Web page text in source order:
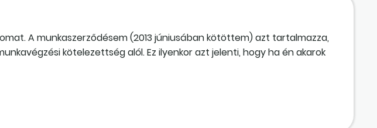
A munkaszerződésem (2013 júniusában kötöttem) azt tartalmazza,
kötelezettség alól. Ez ilyenkor azt jelenti, hogy ha én akarok